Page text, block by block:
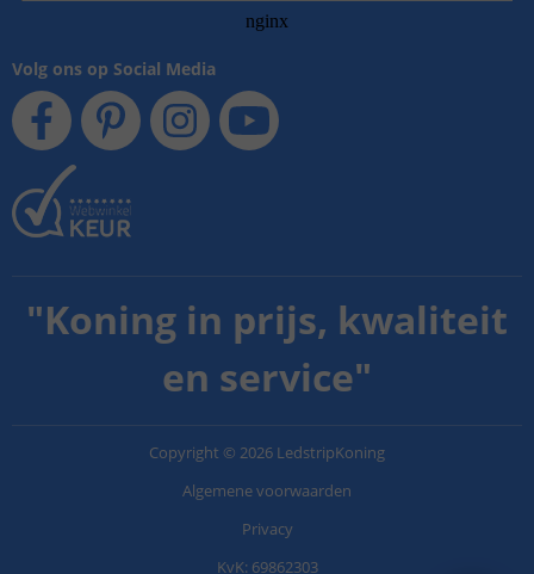
Volg ons op Social Media
"Koning in prijs, kwaliteit
en service"
Copyright © 2026 LedstripKoning
Algemene voorwaarden
Privacy
KvK: 69862303